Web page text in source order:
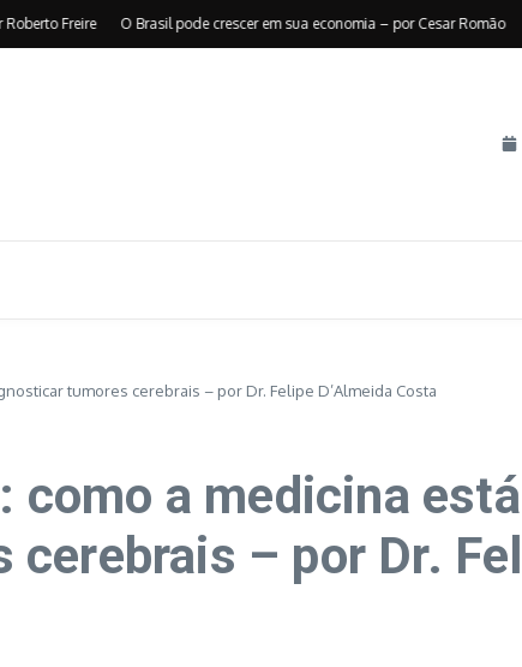
Freire O Brasil pode crescer em sua economia – por Cesar Romão
tumores cerebrais – por Dr. Felipe D’Almeida Costa
como a medicina
– por Dr.